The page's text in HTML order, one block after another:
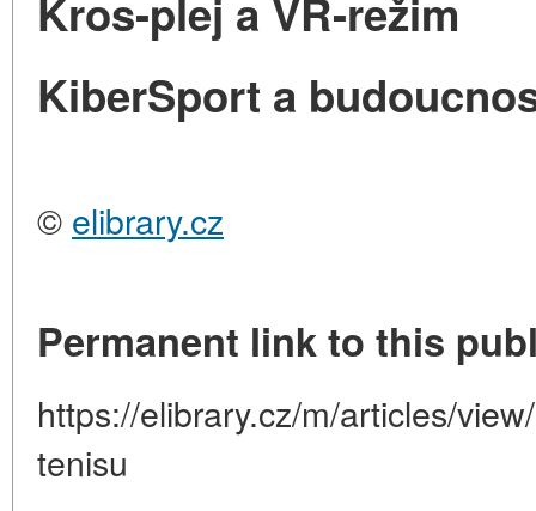
Kros-plej a VR-režim
KiberSport a
© elibrary.cz
Permanent link to this
https://elibrary.cz/m/articles/
tenisu